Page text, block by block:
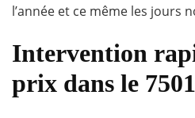
l’année et ce même les jours
Intervention
prix dans le